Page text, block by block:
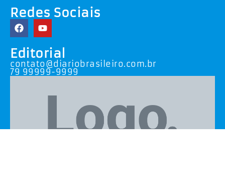
Redes Sociais
Editorial
contato@diariobrasileiro.com.br
79 99999-9999